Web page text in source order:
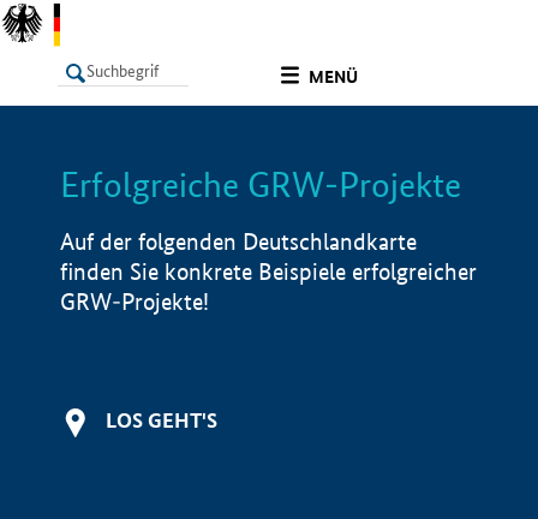
MENÜ
LISTE Info
Erfolgreiche GRW-Projekte
Auf der folgenden Deutschlandkarte
finden Sie konkrete Beispiele erfolgreicher
GRW-Projekte!
LOS GEHT'S